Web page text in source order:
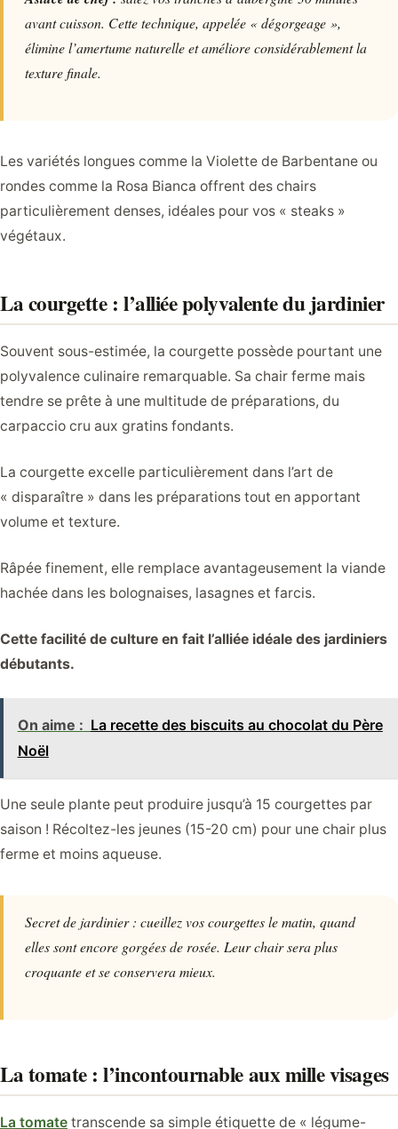
avant cuisson. Cette technique, appelée « dégorgeage »,
élimine l’amertume naturelle et améliore considérablement la
texture finale.
Les variétés longues comme la Violette de Barbentane ou
rondes comme la Rosa Bianca offrent des chairs
particulièrement denses, idéales pour vos « steaks »
végétaux.
La courgette : l’alliée polyvalente du jardinier
Souvent sous-estimée, la courgette possède pourtant une
polyvalence culinaire remarquable. Sa chair ferme mais
tendre se prête à une multitude de préparations, du
carpaccio cru aux gratins fondants.
La courgette excelle particulièrement dans l’art de
« disparaître » dans les préparations tout en apportant
volume et texture.
Râpée finement, elle remplace avantageusement la viande
hachée dans les bolognaises, lasagnes et farcis.
Cette facilité de culture en fait l’alliée idéale des jardiniers
débutants.
On aime : La recette des biscuits au chocolat du Père
Noël
Une seule plante peut produire jusqu’à 15 courgettes par
saison ! Récoltez-les jeunes (15-20 cm) pour une chair plus
ferme et moins aqueuse.
Secret de jardinier : cueillez vos courgettes le matin, quand
elles sont encore gorgées de rosée. Leur chair sera plus
croquante et se conservera mieux.
La tomate : l’incontournable aux mille visages
La tomate transcende sa simple étiquette de « légume-